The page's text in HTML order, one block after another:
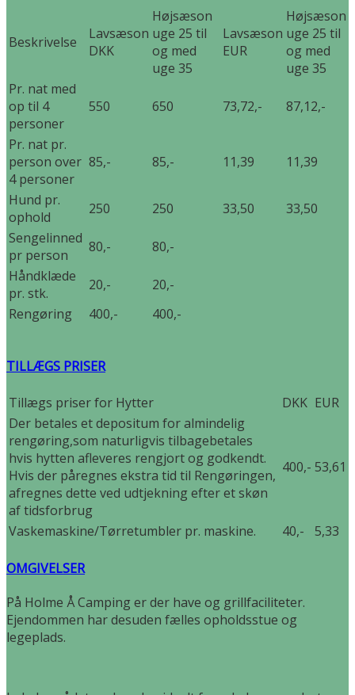
Beskrivelse
Lavsæson
DKK
Højsæson
uge 25 til
og med
uge 35
Lavsæson
EUR
Højsæson
uge 25 til
og med
uge 35
Pr. nat med
op til 4
personer
550 650 73,72,- 87,12,-
Pr. nat pr.
person over
4 personer
85,- 85,- 11,39 11,39
Hund pr.
ophold
250 250 33,50
33,50
Sengelinned
pr person
80,-
80,-
Håndklæde
pr. stk.
20,-
20,-
Rengøring
400,- 400,-
TILLÆGS PRISER
Tillægs priser for Hytter DKK EUR
Der betales et depositum for almindelig
rengøring,som naturligvis tilbagebetales
hvis hytten afleveres rengjort og godkendt.
Hvis der påregnes ekstra tid til Rengøringen,
afregnes dette ved udtjekning efter et skøn
af tidsforbrug
400,- 53,61
Vaskemaskine/Tørretumbler pr. maskine. 40,- 5,33
OMGIVELSER
På Holme Å Camping er der have og grillfaciliteter.
Ejendommen har desuden fælles opholdsstue og
legeplads.